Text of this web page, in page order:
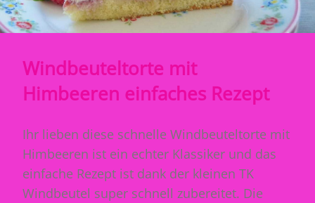
Windbeuteltorte mit
Himbeeren einfaches Rezept
Ihr lieben diese schnelle Windbeuteltorte mit
Himbeeren ist ein echter Klassiker und das
einfache Rezept ist dank der kleinen TK
Windbeutel super schnell zubereitet. Die